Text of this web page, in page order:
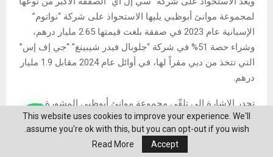
لمجموعة موانئ أبوظبي يليها الاستحواذ على شركة “نواتوم”
الإسبانية عام 2023 في صفقة بلغت قيمتها 2.65 مليار درهم،
وشراء حصة 51% في شركة “جلوبال فيدر شيبينغ” “جي إف إس”
التي تتخذ من دبي مقراً لها، في أوائل عام 2024 مقابل 1.9 مليار
درهم.
تجدر الإشارة إلى تلقّي مجموعة موانئ أبوظبي المشورة من
“بي تي جي باكتوال” في هذه الصفقة، فيما تلقّت كل من شركة
“آي جي 4 كابيتال” و”ماكواري لإدارة الأصول” المشورة من
This website uses cookies to improve your experience. We'll
assume you're ok with this, but you can opt-out if you wish.
Accept
Read More